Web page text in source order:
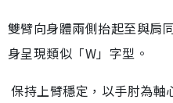
雙臂向身體兩側抬起至與肩
身呈現類似「W」字型。
保持上臂穩定，以手肘為軸